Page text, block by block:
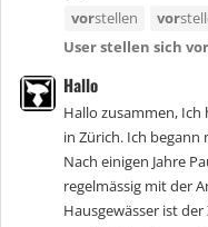
vorstellen vor
User stellen sich vor
Hallo
Hallo zusammen, Ich
in Zürich. Ich begann
Nach einigen Jahre
regelmässig mit der
Hausgewässer ist